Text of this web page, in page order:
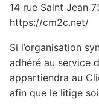
14 rue Saint Jean
https://cm2c.net/
Si l’organisation
adhéré au service
appartiendra au
afin que le litige